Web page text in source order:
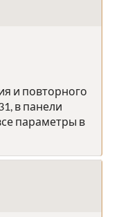
и повторного
в панели
параметры в